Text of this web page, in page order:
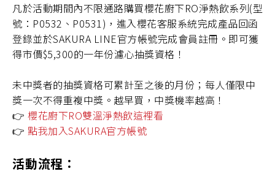
凡於活動期間內不限通路購買櫻花廚下RO淨熱飲系列(型
號：P0532、P0531)，進入櫻花客服系統完成產品回函
登錄並於SAKURA LINE官方帳號完成會員註冊。即可獲
得市價$5,300的一年份濾心抽獎資格！
未中獎者的抽獎資格可累計至之後的月份；每人僅限中
獎一次不得重複中獎。越早買，中獎機率越高！
👉 櫻花廚下RO雙溫淨熱飲這裡看
👉 點我加入SAKURA官方帳號
活動流程：